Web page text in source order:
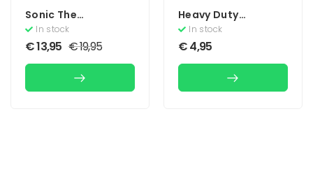
Sonic The
Hedgehog (Losse
Cassette)
In stock
€13,95 €19,95
Heavy Duty
Sprocket
In stock
€4,95